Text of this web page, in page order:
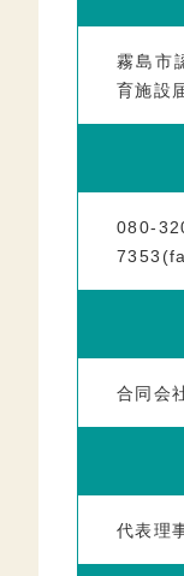
霧島市
育施設
080-
合同会
代表理